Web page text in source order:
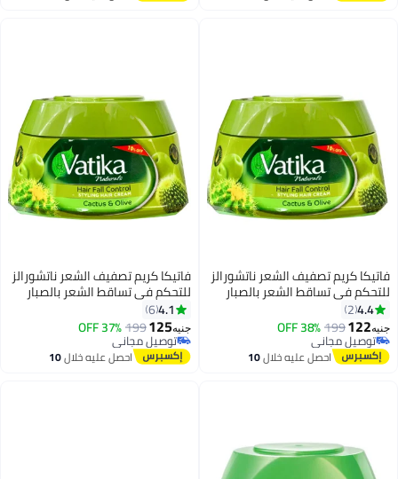
فاتيكا كريم تصفيف الشعر ناتشورالز
للتحكم في تساقط الشعر بالصبار
والزيتون 190 مل
4.4
2
جنيه122
199
38% OFF
توصيل مجاني
توصيل مجانياحصل عليه خلال10
فاتيكا كريم تصفيف الشعر ناتشورالز
للتحكم في تساقط الشعر بالصبار
والزيتون 190 مل
4.1
6
جنيه125
199
37% OFF
توصيل مجاني
توصيل مجانياحصل عليه خلال10